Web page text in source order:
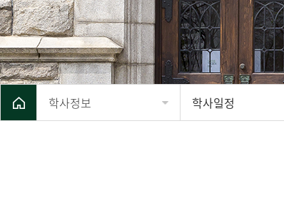
학사정보 학사일정